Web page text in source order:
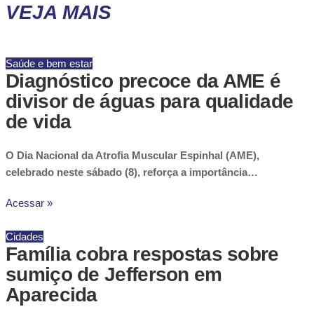
VEJA MAIS
Saúde e bem estar
Diagnóstico precoce da AME é
divisor de águas para qualidade
de vida
O Dia Nacional da Atrofia Muscular Espinhal (AME),
celebrado neste sábado (8), reforça a importância…
Acessar »
Cidades
Família cobra respostas sobre
sumiço de Jefferson em
Aparecida